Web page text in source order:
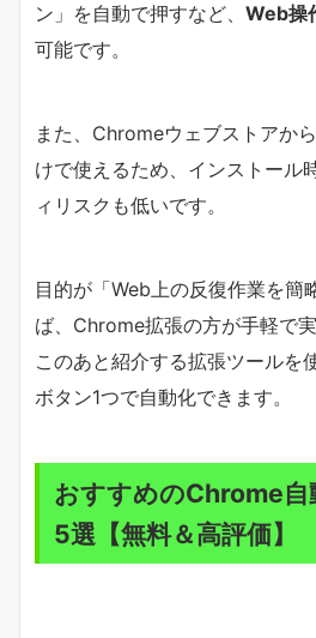
ン」を自動で押すなど、 Web操
可能です。
また、Chromeウェブストアか
けで使えるため、インストール
ィリスクも低いです。
目的が「Web上の反復作業を簡
ば、Chrome拡張の方が手軽で実
このあと紹介する拡張ツールを
ボタン1つで自動化できます。
おすすめのChrome自
5選【無料＆高評価】